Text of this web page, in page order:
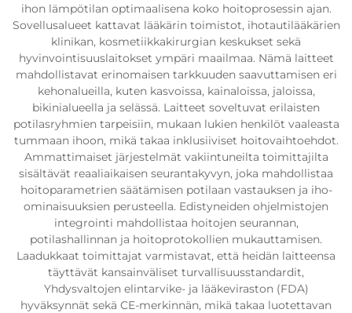
ihon lämpötilan optimaalisena koko hoitoprosessin ajan.
Sovellusalueet kattavat lääkärin toimistot, ihotautilääkärien
klinikan, kosmetiikkakirurgian keskukset sekä
hyvinvointisuuslaitokset ympäri maailmaa. Nämä laitteet
mahdollistavat erinomaisen tarkkuuden saavuttamisen eri
kehonalueilla, kuten kasvoissa, kainaloissa, jaloissa,
bikinialueella ja selässä. Laitteet soveltuvat erilaisten
potilasryhmien tarpeisiin, mukaan lukien henkilöt vaaleasta
tummaan ihoon, mikä takaa inklusiiviset hoitovaihtoehdot.
Ammattimaiset järjestelmät vakiintuneilta toimittajilta
sisältävät reaaliaikaisen seurantakyvyn, joka mahdollistaa
hoitoparametrien säätämisen potilaan vastauksen ja iho-
ominaisuuksien perusteella. Edistyneiden ohjelmistojen
integrointi mahdollistaa hoitojen seurannan,
potilashallinnan ja hoitoprotokollien mukauttamisen.
Laadukkaat toimittajat varmistavat, että heidän laitteensa
täyttävät kansainväliset turvallisuusstandardit,
Yhdysvaltojen elintarvike- ja lääkeviraston (FDA)
hyväksynnät sekä CE-merkinnän, mikä takaa luotettavan